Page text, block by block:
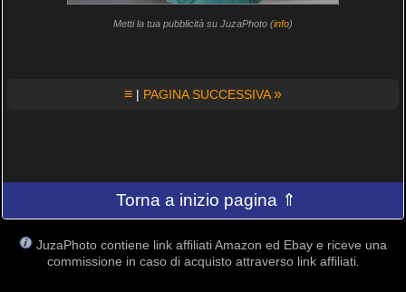
Metti la tua pubblicità su JuzaPhoto (info)
≡ | PAGINA SUCCESSIVA»
Torna a inizio pagina ⇑
JuzaPhoto contiene link affiliati Amazon ed Ebay e riceve una
commissione in caso di acquisto attraverso link affiliati.